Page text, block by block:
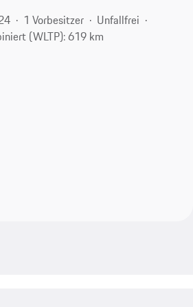
1 Vorbesitzer
Unfallfrei
(WLTP): 619 km